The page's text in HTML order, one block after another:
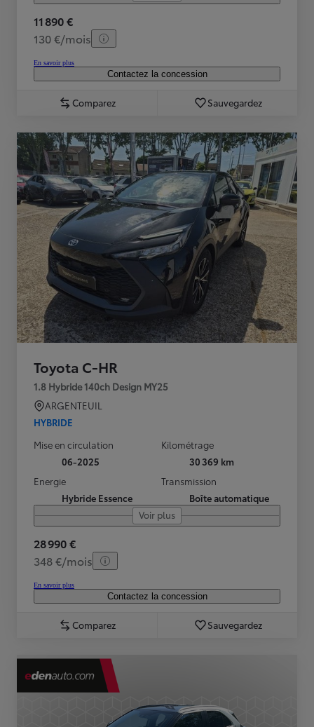
11 890 €
130 €/mois
En savoir plus
Contactez la concession
Comparez Sauvegardez
Toyota C-HR
1.8 Hybride 140ch Design MY25
ARGENTEUIL
HYBRIDE
Mise en circulation
06-2025
Kilométrage
30 369 km
Energie
Hybride Essence
Transmission
Boîte automatique
Voir plus
28 990 €
348 €/mois
En savoir plus
Contactez la concession
Comparez Sauvegardez